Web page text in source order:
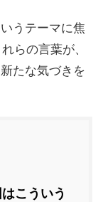
うテーマに焦
らの言葉が、
たな気づきを
こういう